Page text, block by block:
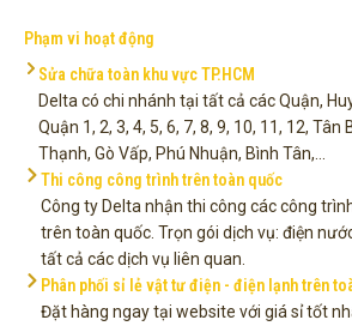
Phạm vi hoạt động
Sửa chữa toàn khu vực TP.HCM
Delta có chi nhánh tại tất cả các Quận,
Quận 1, 2, 3, 4, 5, 6, 7, 8, 9, 10, 11, 12, Tân
Thạnh, Gò Vấp, Phú Nhuận, Bình Tân,...
Thi công công trình trên toàn quốc
Công ty Delta nhận thi công các công
trên toàn quốc. Trọn gói dịch vụ: điện
tất cả các dịch vụ liên quan.
Phân phối sỉ lẻ vật tư điện - điện lạnh trên
Đặt hàng ngay tại website với giá sỉ tốt